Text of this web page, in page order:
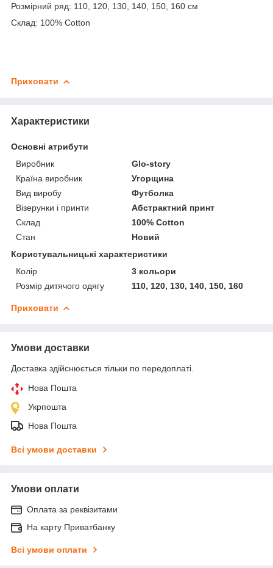
Розмірний ряд: 110, 120, 130, 140, 150, 160 см
Склад: 100% Cotton
Приховати
Характеристики
Основні атрибути
Виробник
Glo-story
Країна виробник
Угорщина
Вид виробу
Футболка
Візерунки і принти
Абстрактний принт
Склад
100% Cotton
Стан
Новий
Користувальницькі характеристики
Колір
3 кольори
Розмір дитячого одягу
110, 120, 130, 140, 150, 160
Приховати
Умови доставки
Доставка здійснюється тільки по передоплаті.
Нова Пошта
Укрпошта
Нова Пошта
Всі умови доставки
Умови оплати
Оплата за реквізитами
На карту Приватбанку
Всі умови оплати